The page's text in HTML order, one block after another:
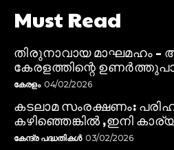
Must Read
തിരുനാവായ മാഘമഹം –
കേരളത്തിന്റെ
കേരളം 04/02/2026
കടലാമ സംരക്ഷണം:
കഴിഞ്ഞെങ്കിൽ ,ഇനി
കേന്ദ്ര പദ്ധതികൾ 03/02/2026